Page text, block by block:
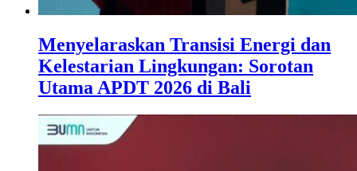
Menyelaraskan Transisi Energi dan
Kelestarian Lingkungan: Sorotan
Utama APDT 2026 di Bali